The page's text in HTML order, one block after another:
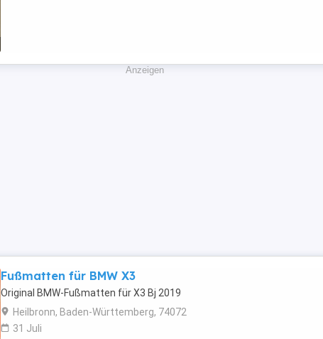
Anzeigen
Fußmatten für BMW X3
Original BMW-Fußmatten für X3 Bj 2019
Heilbronn, Baden-Württemberg, 74072
31 Juli